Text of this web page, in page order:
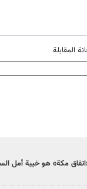
المقابلة
مكة» هو خيبة أمل